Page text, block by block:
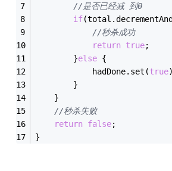
//是否已经减 到0
if
//秒杀成功
return true;
		}
else {
			hadDone.set(
true
		}
	}
//秒杀失败
return false;
}